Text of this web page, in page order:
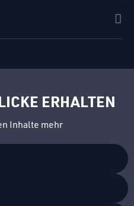
ERHALTEN
Inhalte mehr